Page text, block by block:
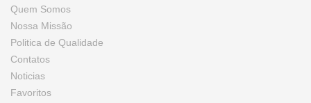
Quem Somos
Nossa Missão
Politica de Qualidade
Contatos
Noticias
Favoritos